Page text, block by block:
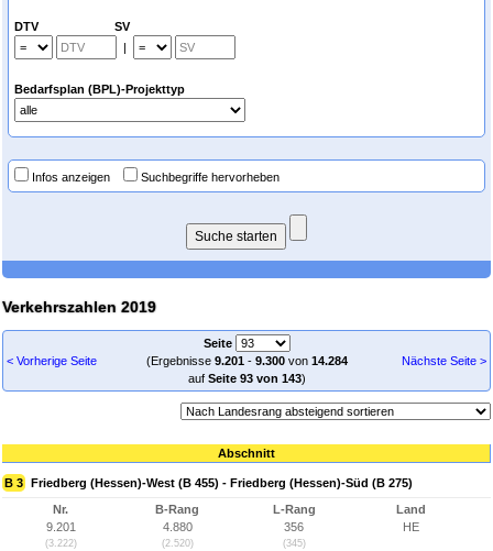
DTV SV
|
Bedarfsplan (BPL)-Projekttyp
Infos anzeigen Suchbegriffe hervorheben
Verkehrszahlen 2019
< Vorherige Seite
Seite
(Ergebnisse 9.201- 9.300von 14.284
auf Seite 93 von 143)
Nächste Seite >
Abschnitt
B 3 Friedberg (Hessen)-West (B 455) - Friedberg (Hessen)-Süd (B 275)
Nr.
9.201
(3.222)
B-Rang
4.880
(2.520)
L-Rang
356
(345)
Land
HE